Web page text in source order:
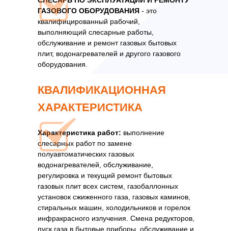
ГАЗОВОГО ОБОРУДОВАНИЯ - это
квалифицированный рабочий,
выполняющий слесарные работы,
обслуживание и ремонт газовых бытовых
плит, водонагревателей и другого газового
оборудования.
КВАЛИФИКАЦИОННАЯ
ХАРАКТЕРИСТИКА
Характеристика работ: выполнение
слесарных работ по замене
полуавтоматических газовых
водонагревателей, обслуживание,
регулировка и текущий ремонт бытовых
газовых плит всех систем, газобаллонных
установок сжиженного газа, газовых каминов,
стиральных машин, холодильников и горелок
инфракрасного излучения. Смена редукторов,
пуск газа в бытовые приборы, обслуживание и